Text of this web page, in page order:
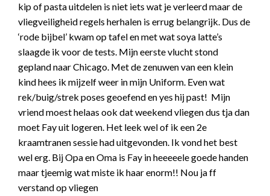
kip of pasta uitdelen is niet iets wat je verleerd maar de
vliegveiligheid regels herhalen is errug belangrijk. Dus de
‘rode bijbel’ kwam op tafel en met wat soya latte’s
slaagde ik voor de tests. Mijn eerste vlucht stond
gepland naar Chicago. Met de zenuwen van een klein
kind hees ik mijzelf weer in mijn Uniform. Even wat
rek/buig/strek poses geoefend en yes hij past! Mijn
vriend moest helaas ook dat weekend vliegen dus tja dan
moet Fay uit logeren. Het leek wel of ik een 2e
kraamtranen sessie had uitgevonden. Ik vond het best
wel erg. Bij Opa en Oma is Fay in heeeeele goede handen
maar tjeemig wat miste ik haar enorm!! Nou ja ff
verstand op vliegen